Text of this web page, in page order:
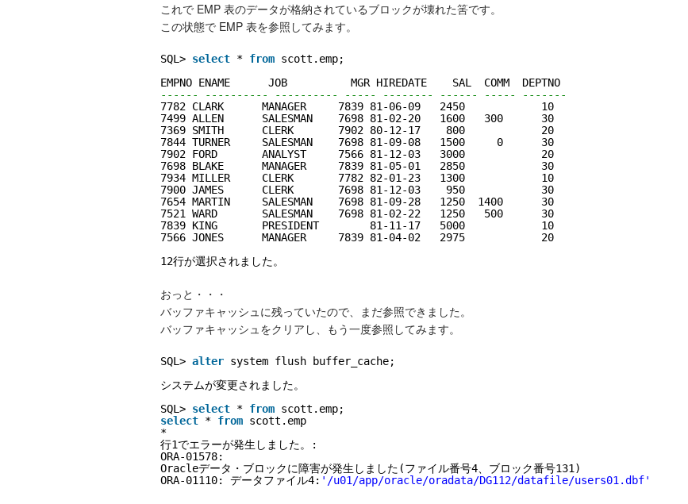
これで EMP 表のデータが格納されているブロックが壊れた筈です。
この状態で EMP 表を参照してみます。
SQL> select * from scott.emp;
EMPNO ENAME      JOB          MGR HIREDATE    SAL  COMM  DEPTNO
------ ---------- ---------- ----- -------- ------ ----- -------
7782 CLARK      MANAGER     7839 81-06-09   2450            10
7499 ALLEN      SALESMAN    7698 81-02-20   1600   300      30
7369 SMITH      CLERK       7902 80-12-17    800            20
7844 TURNER     SALESMAN    7698 81-09-08   1500     0      30
7902 FORD       ANALYST     7566 81-12-03   3000            20
7698 BLAKE      MANAGER     7839 81-05-01   2850            30
7934 MILLER     CLERK       7782 82-01-23   1300            10
7900 JAMES      CLERK       7698 81-12-03    950            30
7654 MARTIN     SALESMAN    7698 81-09-28   1250  1400      30
7521 WARD       SALESMAN    7698 81-02-22   1250   500      30
7839 KING       PRESIDENT        81-11-17   5000            10
7566 JONES      MANAGER     7839 81-04-02   2975            20
12行が選択されました。
おっと・・・
バッファキャッシュに残っていたので、まだ参照できました。
バッファキャッシュをクリアし、もう一度参照してみます。
SQL> alter system flush buffer_cache;
システムが変更されました。
SQL> select * from scott.emp;
select * from scott.emp
*
行1でエラーが発生しました。:
ORA-01578:
Oracleデータ・ブロックに障害が発生しました(ファイル番号4、ブロック番号131)
ORA-01110: データファイル4: '/u01/app/oracle/oradata/DG112/datafile/users01.dbf'